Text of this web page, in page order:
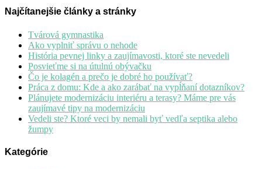
Najčítanejšie články a stránky
Tvárová gymnastika
Ako vyplniť správu o nehode
História pevnej linky a zaujímavosti, ktoré ste nevedeli
Posvieťme si na útulnú obývačku
Čo je kolagén a prečo je dobré ho používať?
Práca z domu: Kde a ako zarábať na vypĺňaní dotazníkov?
Plánujete modernizáciu interiéru a terasy? Máme pre vás
zaujímavé tipy na modernizáciu
Vedeli ste? Ktoré veci by nemali byť vedľa septika alebo
žumpy
Kategórie